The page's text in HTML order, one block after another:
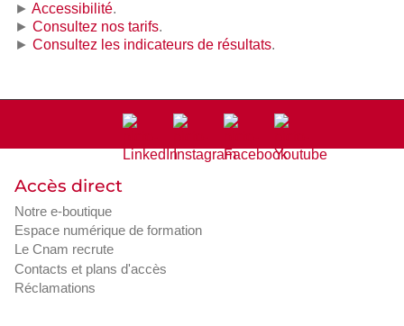
► Accessibilité.
► Consultez nos tarifs.
► Consultez les indicateurs de résultats.
Accès direct
Notre e-boutique
Espace numérique de formation
Le Cnam recrute
Contacts et plans d'accès
Réclamations